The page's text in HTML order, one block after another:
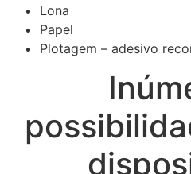
Lona
Papel
Plotagem – adesivo